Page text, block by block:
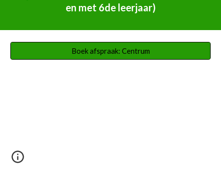
en met 6deleerjaar)
Boek afspraak: Centrum